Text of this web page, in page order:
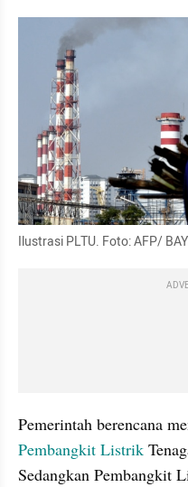
Ilustrasi PLTU. Foto: AFP/
Pembangkit Listrik
Sedangkan Pembangkit